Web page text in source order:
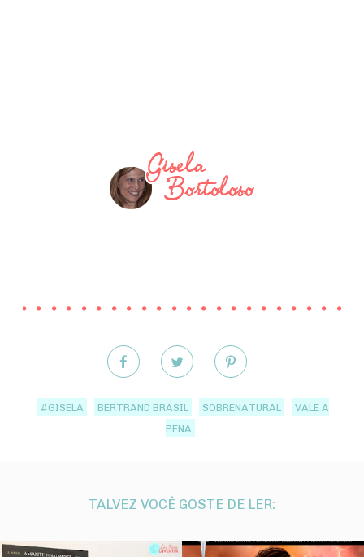
#GISELA BERTRAND BRASIL SOBRENATURAL
VALE A
PENA
TALVEZ VOCÊ GOSTE DE LER: